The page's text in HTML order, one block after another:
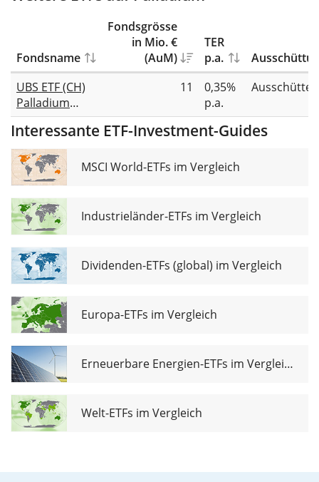
Fondsname
Fondsgrösse
in Mio. €
(AuM)
TER
p.a.
UBS ETF (CH)
Palladium
(USD) A-dis
11
0,35%
p.a.
Interessante ETF-Investment-Guides
MSCI World-ETFs im Vergleich
Industrieländer-ETFs im Vergleich
Dividenden-ETFs (global) im Vergleich
Europa-ETFs im Vergleich
Erneuerbare Energien-ETFs im Vergleich
Welt-ETFs im Vergleich